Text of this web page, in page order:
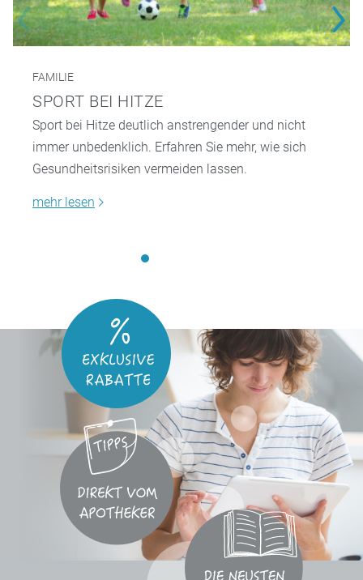
FAMILIE
SPORT BEI HITZE
Sport bei Hitze deutlich anstrengender und nicht
immer unbedenklich. Erfahren Sie mehr, wie sich
Gesundheitsrisiken vermeiden lassen.
mehr lesen